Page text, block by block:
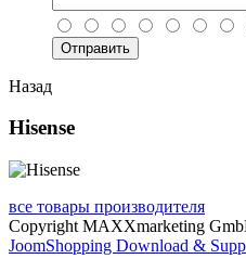
Назад
Hisense
все товары производителя
Copyright MAXXmarketing
JoomShopping Download &